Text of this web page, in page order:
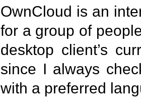
OwnCloud is an
for a group of
desktop client’s
since I always
with a preferred